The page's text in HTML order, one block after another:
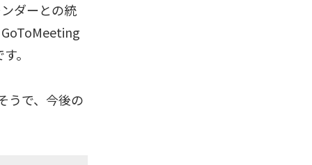
ダーとの統
。
うで、今後の